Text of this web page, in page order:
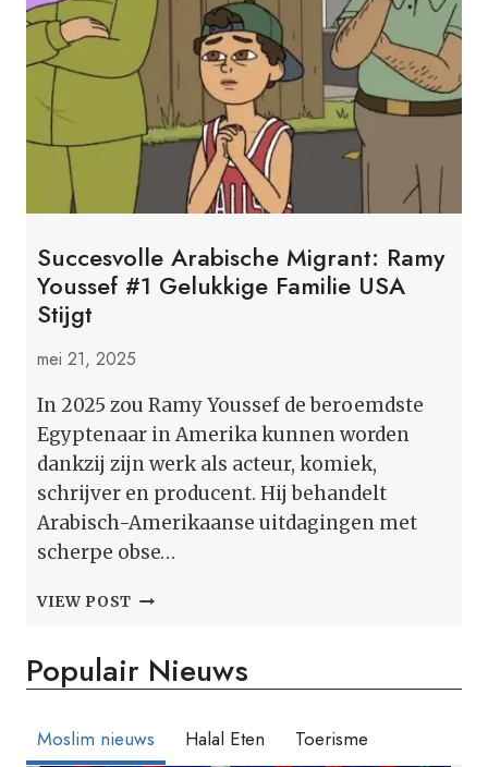
Succesvolle Arabische Migrant: Ramy
Youssef #1 Gelukkige Familie USA
Stijgt
mei 21, 2025
In 2025 zou Ramy Youssef de beroemdste
Egyptenaar in Amerika kunnen worden
dankzij zijn werk als acteur, komiek,
schrijver en producent. Hij behandelt
Arabisch-Amerikaanse uitdagingen met
scherpe obse…
VIEW POST SUCCESVOLLE
RAMY
YOUSSEF
GELUKKIGE
FAMILIE
Populair Nieuws
Moslim nieuws Halal Eten Toerisme